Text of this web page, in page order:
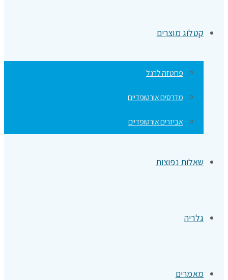
קטלוג מוצרים
פרוטזה לרגל
מדרסים אורטופדיים
אביזרים אורטופדיים
שאלות נפוצות
גלריה
מאמרים